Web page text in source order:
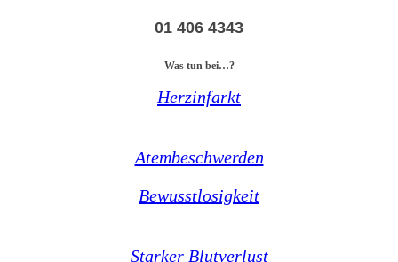
01 406 4343
Was tun bei…?
Herzinfarkt
Atembeschwerden
Bewusstlosigkeit
Starker Blutverlust